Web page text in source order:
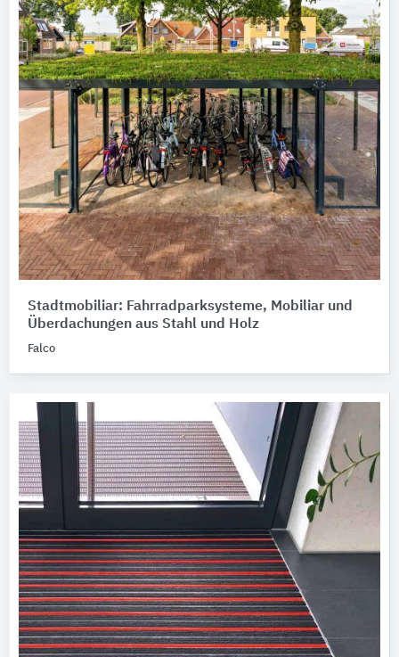
Stadtmobiliar: Fahrradparksysteme, Mobiliar und
Überdachungen aus Stahl und Holz
Falco